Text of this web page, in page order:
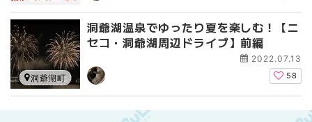
洞爺湖温泉でゆったり夏を楽しむ！【ニ
セコ・洞爺湖周辺ドライブ】前編
2022.07.13
58
洞爺湖町